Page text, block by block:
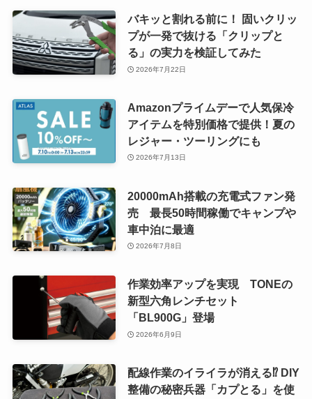
バキッと割れる前に！ 固いクリッ
プが一発で抜ける「クリップと
る」の実力を検証してみた
2026年7月22日
Amazonプライムデーで人気保冷
アイテムを特別価格で提供！夏の
レジャー・ツーリングにも
2026年7月13日
20000mAh搭載の充電式ファン発
売 最長50時間稼働でキャンプや
車中泊に最適
2026年7月8日
作業効率アップを実現 TONEの
新型六角レンチセット
「BL900G」登場
2026年6月9日
配線作業のイライラが消える⁉ DIY
整備の秘密兵器「カプとる」を使